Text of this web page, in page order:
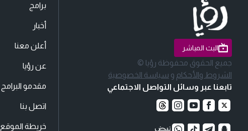
البث المباشر
جميع الحقوق محفوظة رؤيا ©
الشروط والأحكام و سياسة الخصوصية
تابعنا عبر وسائل التواصل الاجتماعي
برامج
أخبار
أعلن معنا
عن رؤيا
مقدمو البرامج
اتصل بنا
خريطة الموقع